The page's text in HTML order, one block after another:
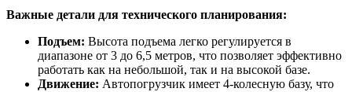
Важные детали для технического планирования:
Подъем: Высота подъема легко регулируется в
диапазоне от 3 до 6,5 метров, что позволяет эффективно
работать как на небольшой, так и на высокой базе.
Движение: Автопогрузчик имеет 4-колесную базу, что